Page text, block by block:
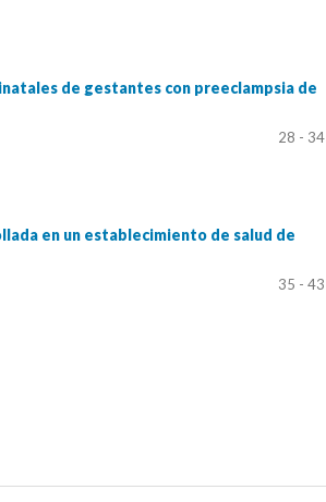
de gestantes con preeclampsia de
28 - 34
en un establecimiento de salud de
35 - 43